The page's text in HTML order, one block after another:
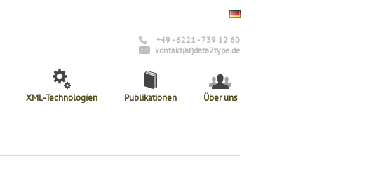
+49 - 6221 - 739 12 60
kontakt(at)data2type.de
XML-Technologien Publikationen Über uns